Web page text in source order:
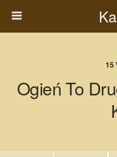
15
Ogień To